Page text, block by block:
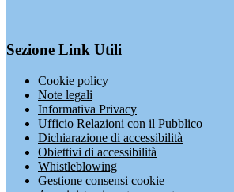
Sezione Link Utili
Cookie policy
Note legali
Informativa Privacy
Ufficio Relazioni con il Pubblico
Dichiarazione di accessibilità
Obiettivi di accessibilità
Whistleblowing
Gestione consensi cookie